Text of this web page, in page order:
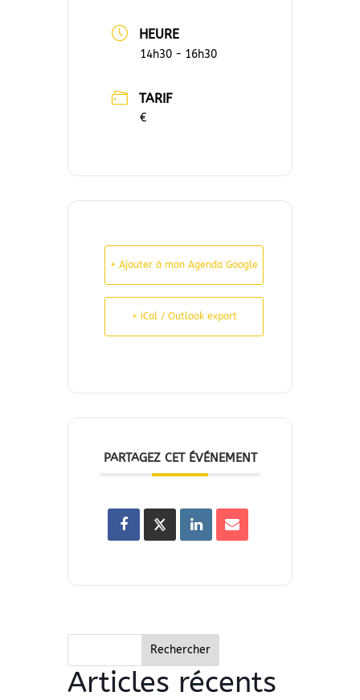
HEURE
14h30 - 16h30
TARIF
€
+ Ajouter à mon Agenda Google
+ iCal / Outlook export
PARTAGEZ CET ÉVÉNEMENT
Rechercher
Articles récents